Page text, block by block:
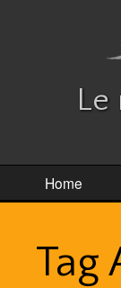
Le
Home
Tag